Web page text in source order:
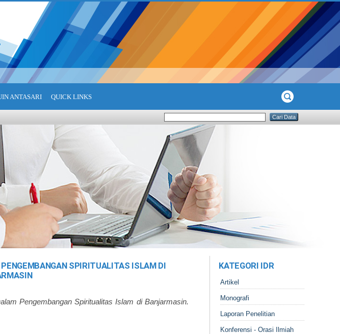
ANTASARI QUICK LINKS
SPIRITUALITAS ISLAM DI
Pengembangan Spiritualitas Islam di Banjarmasin.
KATEGORI IDR
Artikel
Monografi
Laporan Penelitian
Konferensi - Orasi Ilmiah